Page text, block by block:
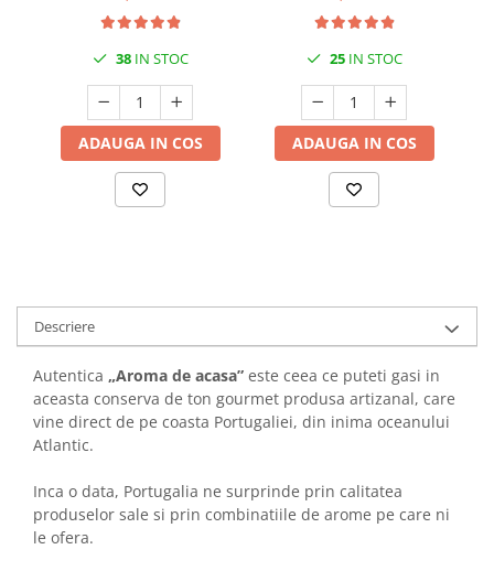
38IN STOC
ADAUGA IN COS
25IN STOC
ADAUGA IN COS
Descriere
Autentica „Aroma de acasa” este ceea ce puteti gasi in
aceasta conserva de ton gourmet produsa artizanal, care
vine direct de pe coasta Portugaliei, din inima oceanului
Atlantic.
Inca o data, Portugalia ne surprinde prin calitatea
produselor sale si prin combinatiile de arome pe care ni
le ofera.